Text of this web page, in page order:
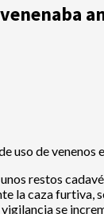
uso de
restos
la caza
se